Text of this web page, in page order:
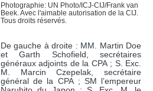
Photographie: UN Photo/ICJ-CIJ/Frank van
Beek. Avec l'aimable autorisation de la CIJ.
Tous droits réservés.
De gauche à droite : MM. Martin Doe
et Garth Schofield, secrétaires
généraux adjoints de la CPA ; S. Exc.
M. Marcin Czepelak, secrétaire
général de la CPA ; SM l’empereur